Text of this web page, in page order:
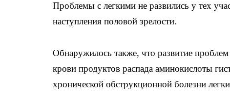
Проблемы с легкими не развились у тех
наступления половой зрелости.
Обнаружилось также, что развитие
крови продуктов распада аминокислоты
хронической обструкционной болезни